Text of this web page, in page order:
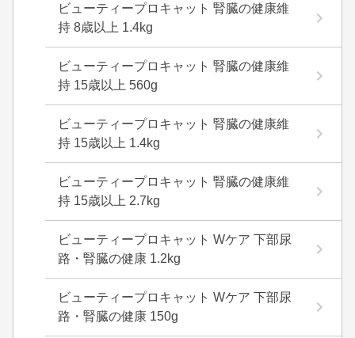
ビューティープロキャット 腎臓の健康維
持 8歳以上 1.4kg
ビューティープロキャット 腎臓の健康維
持 15歳以上 560g
ビューティープロキャット 腎臓の健康維
持 15歳以上 1.4kg
ビューティープロキャット 腎臓の健康維
持 15歳以上 2.7kg
ビューティープロキャット Wケア 下部尿
路・腎臓の健康 1.2kg
ビューティープロキャット Wケア 下部尿
路・腎臓の健康 150g